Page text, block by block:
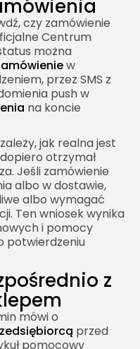
czy zamówienie
Centrum
można
w
przez SMS z
push w
na koncie
jak realna jest
otrzymał
Jeśli zamówienie
albo w dostawie,
albo wymagać
Ten wniosek wynika
i pomocy
potwierdzeniu
z
mówi o
przed
pomocowy